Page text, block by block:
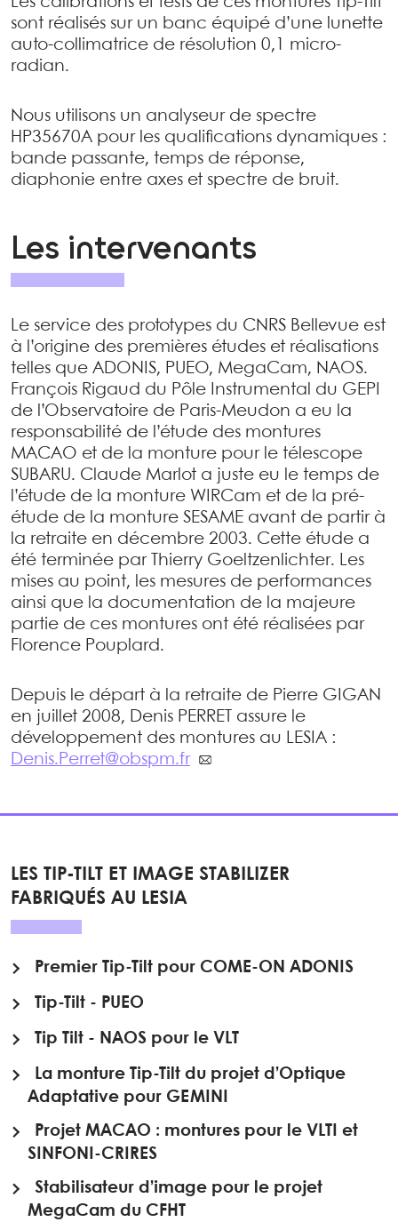
sont réalisés sur un banc équipé d’une lunette
auto-collimatrice de résolution 0,1 micro-
radian.
Nous utilisons un analyseur de spectre
HP35670A pour les qualifications dynamiques :
bande passante, temps de réponse,
diaphonie entre axes et spectre de bruit.
Les intervenants
Le service des prototypes du CNRS Bellevue est
à l’origine des premières études et réalisations
telles que ADONIS, PUEO, MegaCam, NAOS.
François Rigaud du Pôle Instrumental du GEPI
de l’Observatoire de Paris-Meudon a eu la
responsabilité de l’étude des montures
MACAO et de la monture pour le télescope
SUBARU. Claude Marlot a juste eu le temps de
l’étude de la monture WIRCam et de la pré-
étude de la monture SESAME avant de partir à
la retraite en décembre 2003. Cette étude a
été terminée par Thierry Goeltzenlichter. Les
mises au point, les mesures de performances
ainsi que la documentation de la majeure
partie de ces montures ont été réalisées par
Florence Pouplard.
Depuis le départ à la retraite de Pierre GIGAN
en juillet 2008, Denis PERRET assure le
développement des montures au LESIA :
Denis.Perret@obspm.fr
LES TIP-TILT ET IMAGE STABILIZER
FABRIQUÉS AU LESIA
Premier Tip-Tilt pour COME-ON ADONIS
Tip-Tilt - PUEO
Tip Tilt - NAOS pour le VLT
La monture Tip-Tilt du projet d’Optique
Adaptative pour GEMINI
Projet MACAO : montures pour le VLTI et
SINFONI-CRIRES
Stabilisateur d’image pour le projet
MegaCam du CFHT